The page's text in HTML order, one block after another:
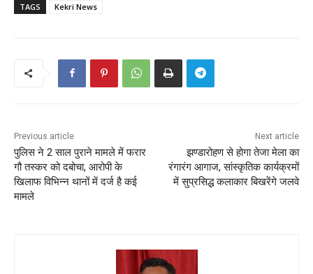
TAGS Kekri News
Previous article
पुलिस ने 2 साल पुराने मामले में फरार
गौ तस्कर को दबोचा, आरोपी के
खिलाफ विभिन्न थानों में दर्ज है कई
मामले
Next article
झण्डारोहण से होगा तेजा मेला का
रंगारंग आगाज, सांस्कृतिक कार्यक्रमों
में सुप्रसिद्ध कलाकार बिखरेंगे जलवे